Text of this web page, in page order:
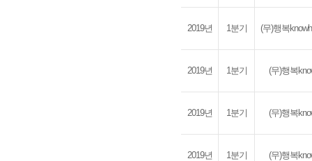
2019년 1분기 (무)행복
2019년 1분기 (무)행복
2019년 1분기 (무)행복
2019년 1분기 (무)행복